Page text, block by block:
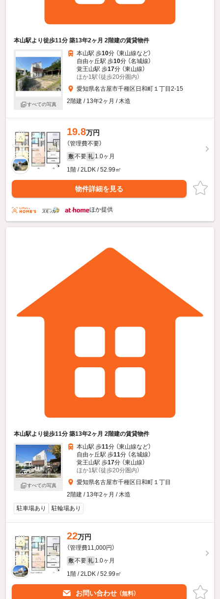
本山駅より徒歩11分 築13年2ヶ月 2階建の賃貸物件
すべての写真
本山駅 歩10分 （東山線など）
自由ヶ丘駅 歩10分 （名城線）
覚王山駅 歩17分 （東山線）
ほか1駅（徒歩20分圏内）
愛知県名古屋市千種区日和町１丁目2-15
2階建 / 13年2ヶ月 / 木造
19.8万円
（管理費不要）
敷 不要 礼 1.0ヶ月
1階 / 2LDK / 52.99㎡
物件詳細を見る
ほか提供
本山駅より徒歩11分 築13年2ヶ月 2階建の賃貸物件
すべての写真
本山駅 歩11分 （東山線など）
自由ヶ丘駅 歩11分 （名城線）
覚王山駅 歩17分 （東山線）
ほか1駅（徒歩20分圏内）
愛知県名古屋市千種区日和町１丁目
2階建 / 13年2ヶ月 / 木造
駐車場あり
駐輪場あり
22万円
（管理費11,000円）
敷 不要 礼 1.0ヶ月
1階 / 2LDK / 52.99㎡
お問い合わせ （無料）